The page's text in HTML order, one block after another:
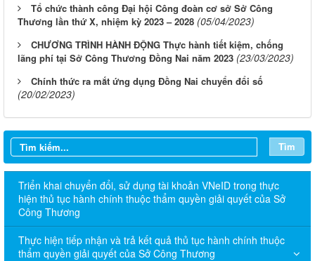
Tổ chức thành công Đại hội Công đoàn cơ sở Sở Công
Thương lần thứ X, nhiệm kỳ 2023 – 2028 (05/04/2023)
CHƯƠNG TRÌNH HÀNH ĐỘNG Thực hành tiết kiệm, chống
lãng phí tại Sở Công Thương Đồng Nai năm 2023 (23/03/2023)
Chính thức ra mắt ứng dụng Đồng Nai chuyển đổi số
(20/02/2023)
Tìm
Triển khai chuyển đổi, sử dụng tài khoản VNeID trong thực
hiện thủ tục hành chính thuộc thẩm quyền giải quyết của Sở
Công Thương
Thực hiện tiếp nhận và trả kết quả thủ tục hành chính thuộc
thẩm quyền giải quyết của Sở Công Thương